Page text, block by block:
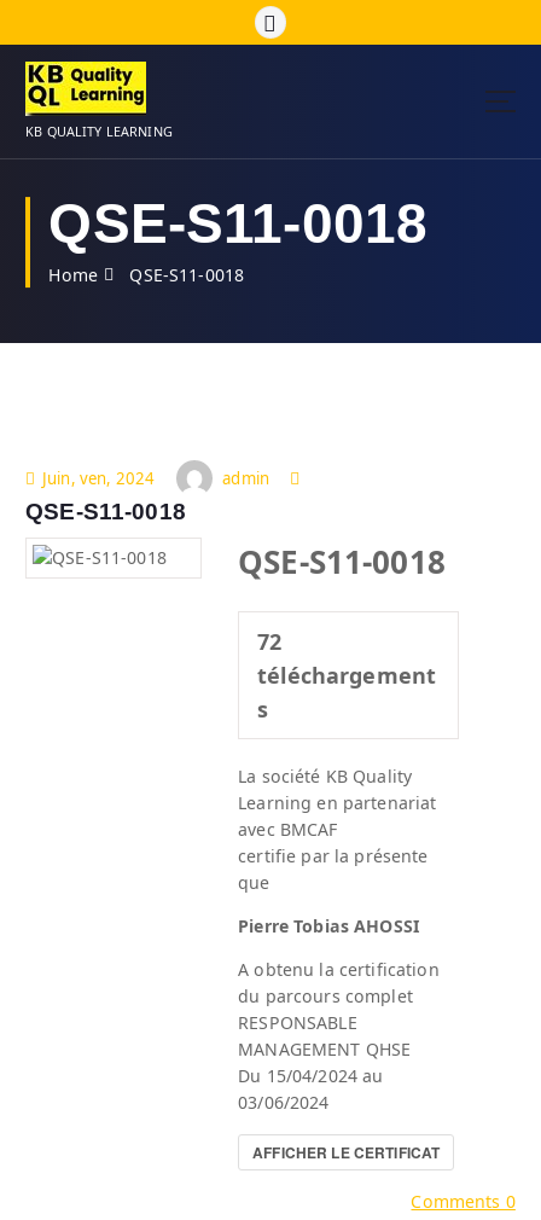
KB QUALITY LEARNING
QSE-S11-0018
Home QSE-S11-0018
Juin, ven, 2024 admin
QSE-S11-0018
QSE-S11-0018
72
téléchargement
s
La société KB Quality
Learning en partenariat
avec BMCAF
certifie par la présente
que
Pierre Tobias AHOSSI
A obtenu la certification
du parcours complet
RESPONSABLE
MANAGEMENT QHSE
Du 15/04/2024 au
03/06/2024
AFFICHER LE CERTIFICAT
Comments 0